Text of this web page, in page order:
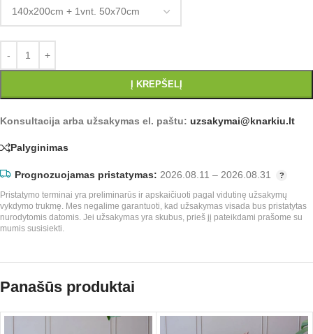
Į KREPŠELĮ
Konsultacija arba užsakymas el. paštu: uzsakymai@knarkiu.lt
Palyginimas
Prognozuojamas pristatymas: 2026.08.11 – 2026.08.31
Pristatymo terminai yra preliminarūs ir apskaičiuoti pagal vidutinę užsakymų
vykdymo trukmę. Mes negalime garantuoti, kad užsakymas visada bus pristatytas
nurodytomis datomis. Jei užsakymas yra skubus, prieš jį pateikdami prašome su
mumis susisiekti.
Panašūs produktai